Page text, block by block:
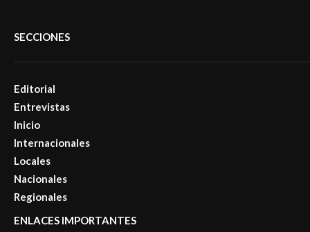
SECCIONES
Editorial
Entrevistas
Inicio
Internacionales
Locales
Nacionales
Regionales
ENLACES IMPORTANTES